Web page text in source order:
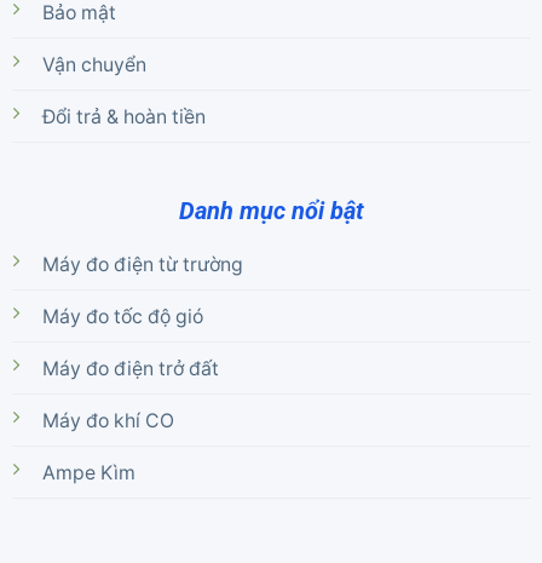
Bảo mật
Vận chuyển
Đổi trả & hoàn tiền
Danh mục nổi bật
Máy đo điện từ trường
Máy đo tốc độ gió
Máy đo điện trở đất
Máy đo khí CO
Ampe Kìm